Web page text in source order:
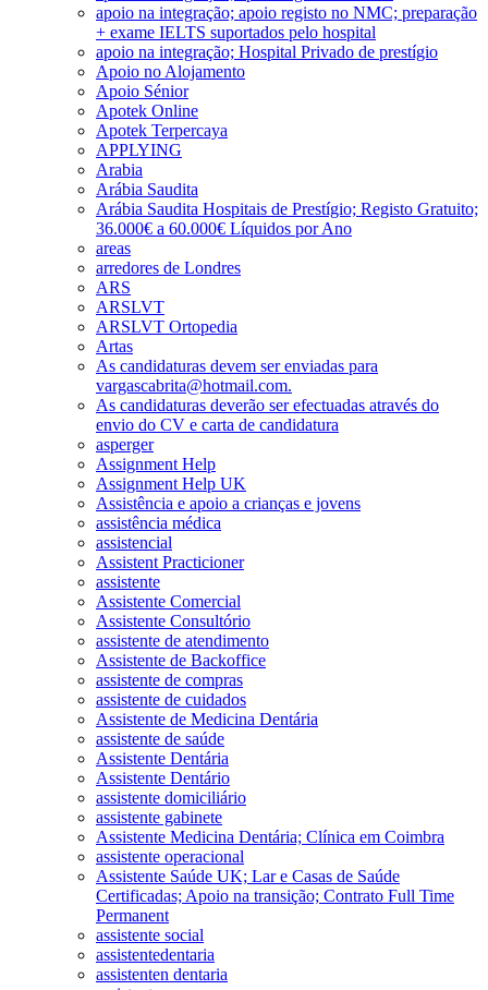
apoio na integração; apoio registo no NMC; preparação
+ exame IELTS suportados pelo hospital
apoio na integração; Hospital Privado de prestígio
Apoio no Alojamento
Apoio Sénior
Apotek Online
Apotek Terpercaya
APPLYING
Arabia
Arábia Saudita
Arábia Saudita Hospitais de Prestígio; Registo Gratuito;
36.000€ a 60.000€ Líquidos por Ano
areas
arredores de Londres
ARS
ARSLVT
ARSLVT Ortopedia
Artas
As candidaturas devem ser enviadas para
vargascabrita@hotmail.com.
As candidaturas deverão ser efectuadas através do
envio do CV e carta de candidatura
asperger
Assignment Help
Assignment Help UK
Assistência e apoio a crianças e jovens
assistência médica
assistencial
Assistent Practicioner
assistente
Assistente Comercial
Assistente Consultório
assistente de atendimento
Assistente de Backoffice
assistente de compras
assistente de cuidados
Assistente de Medicina Dentária
assistente de saúde
Assistente Dentária
Assistente Dentário
assistente domiciliário
assistente gabinete
Assistente Medicina Dentária; Clínica em Coimbra
assistente operacional
Assistente Saúde UK; Lar e Casas de Saúde
Certificadas; Apoio na transição; Contrato Full Time
Permanent
assistente social
assistentedentaria
assistenten dentaria